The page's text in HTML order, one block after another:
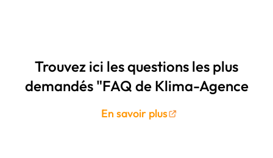
Trouvez ici les questions les plus
demandés "FAQ de Klima-Agence
En savoir plus